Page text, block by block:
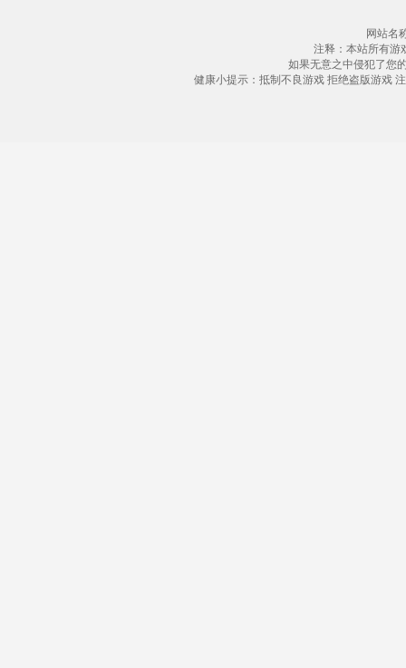
网站名
注释：本站所有游
如果无意之中侵犯了您
健康小提示：抵制不良游戏 拒绝盗版游戏